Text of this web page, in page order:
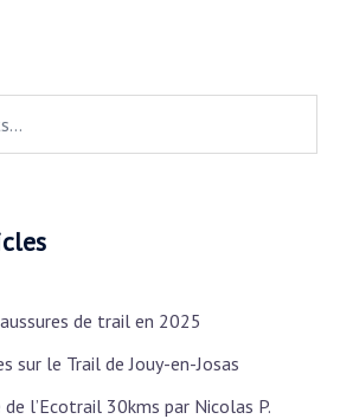
de trail en 2025
sur le Trail de Jouy-en-Josas
l’Ecotrail 30kms par Nicolas P.